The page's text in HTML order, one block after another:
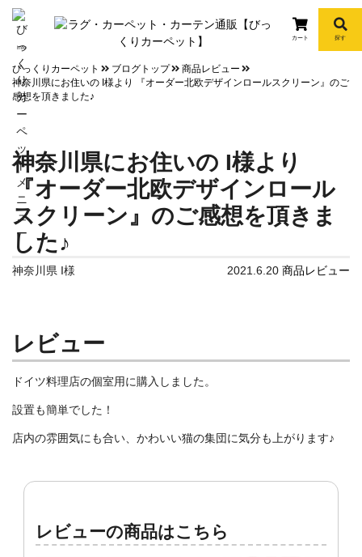
info
カート 探す
びっくりカーペット ブログトップ
商品レビュー
神奈川県にお住いの I様より 『オーダー北欧デザインロールスクリーン』のご
感想を頂きました♪
神奈川県にお住いの I様より
『オーダー北欧デザインロール
スクリーン』のご感想を頂きま
した♪
神奈川県 I様 2021.6.20 商品レビュー
レビュー
ドイツ料理店の個室用に購入しました。
設置も簡単でした！
店内の雰囲気にも合い、かわいい猫の集団に気分も上がります♪
レビューの商品はこちら